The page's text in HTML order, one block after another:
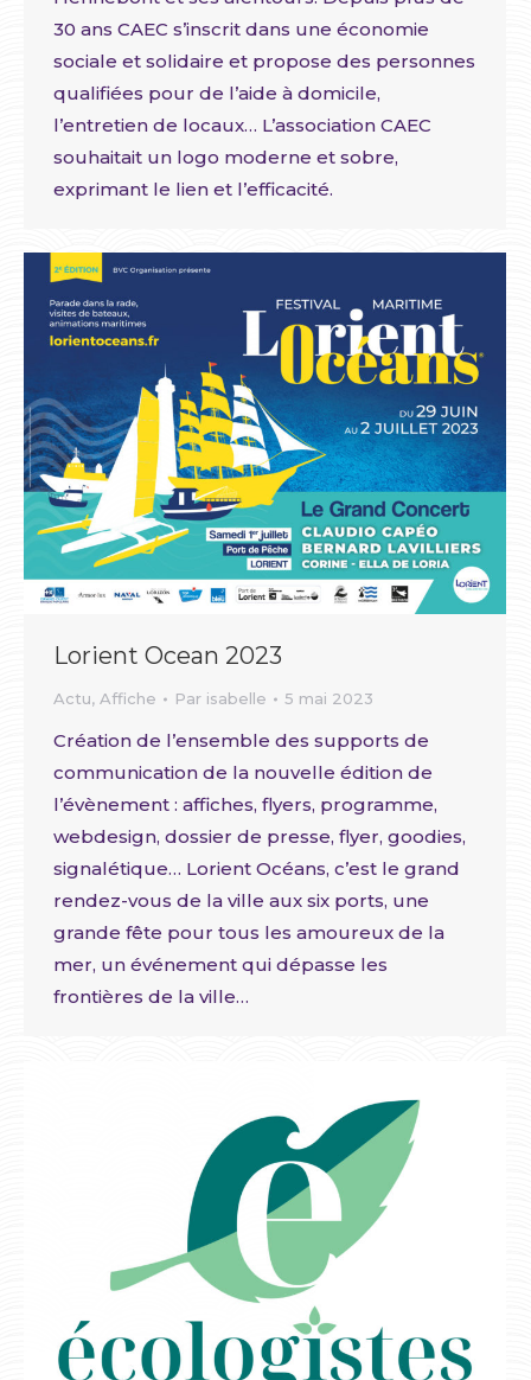
30 ans CAEC s’inscrit dans une économie
sociale et solidaire et propose des personnes
qualifiées pour de l’aide à domicile,
l’entretien de locaux… L’association CAEC
souhaitait un logo moderne et sobre,
exprimant le lien et l’efficacité.
Lorient Ocean 2023
Actu, Affiche Par isabelle 5 mai 2023
Création de l’ensemble des supports de
communication de la nouvelle édition de
l’évènement : affiches, flyers, programme,
webdesign, dossier de presse, flyer, goodies,
signalétique… Lorient Océans, c’est le grand
rendez-vous de la ville aux six ports, une
grande fête pour tous les amoureux de la
mer, un événement qui dépasse les
frontières de la ville…